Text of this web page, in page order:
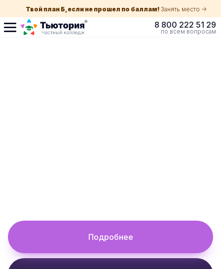
Твой план Б, если не прошел по баллам! Занять место ->
8 800 222 51 29
по всем вопросам
Подробнее